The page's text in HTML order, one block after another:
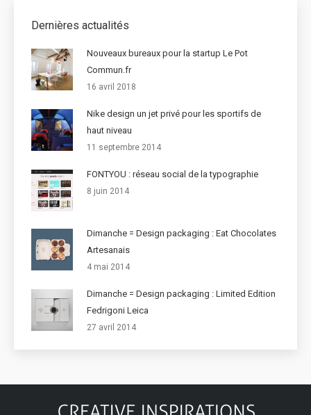
Dernières actualités
Nouveaux bureaux pour la startup Le Pot
Commun.fr
16 avril 2018
Nike design un jet privé pour les sportifs de
haut niveau
11 septembre 2014
FONTYOU : réseau social de la typographie
8 juin 2014
Dimanche = Design packaging : Eat Chocolates
Artesanais
4 mai 2014
Dimanche = Design packaging : Limited Edition
Fedrigoni Leica
27 avril 2014